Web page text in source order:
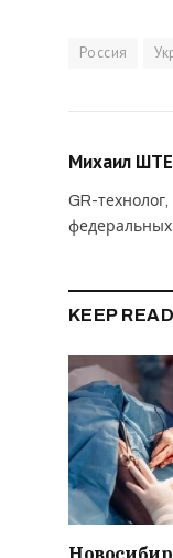
Россия
Михаил
GR-
федеральных
KEEP